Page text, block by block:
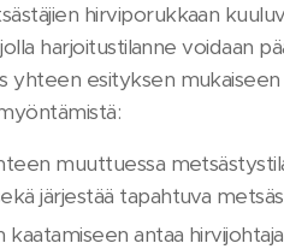
hirviporukkaan
harjoitustilanne voidaan
yhteen esityksen
muuttuessa
järjestää tapahtuva
kaatamiseen antaa